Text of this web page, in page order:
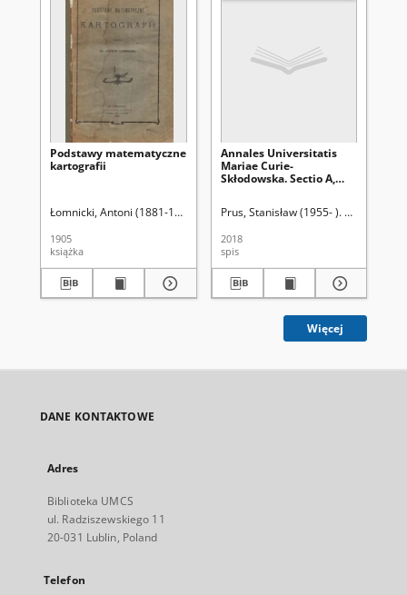
Podstawy matematyczne
kartografii
Łomnicki, Antoni (1881-1941)
1905
książka
Annales Universitatis
Mariae Curie-
Skłodowska. Sectio A,
Prus, Stanisław (1955- ). Red.
2018
spis
Więcej
DANE KONTAKTOWE
Adres
Biblioteka UMCS
ul. Radziszewskiego 11
20-031 Lublin, Poland
Telefon